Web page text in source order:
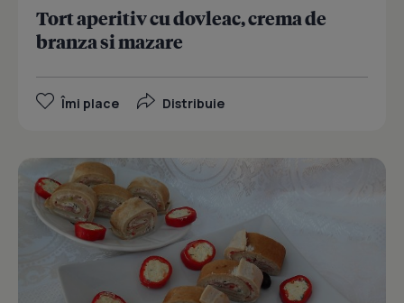
Tort aperitiv cu dovleac, crema de
branza si mazare
Îmi place Distribuie